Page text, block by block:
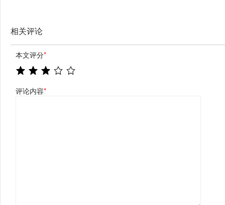
相关评论
本文评分*
评论内容*